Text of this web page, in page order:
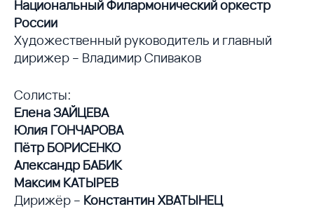
Национальный Филармонический оркестр
России
Художественный руководитель и главный
дирижер – Владимир Спиваков
Солисты:
Елена ЗАЙЦЕВА
Юлия ГОНЧАРОВА
Пётр БОРИСЕНКО
Александр БАБИК
Максим КАТЫРЕВ
Дирижёр – Константин ХВАТЫНЕЦ